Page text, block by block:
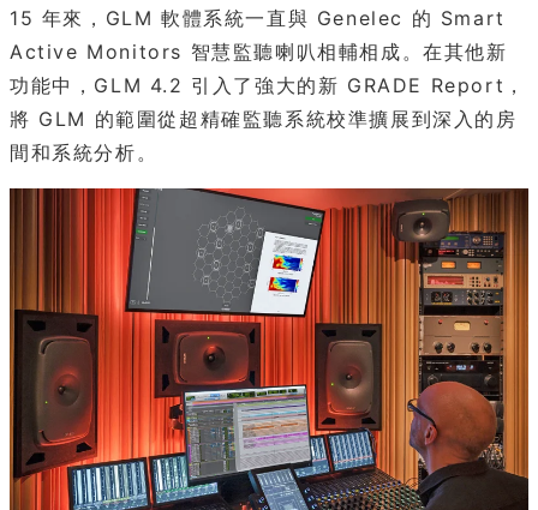
15 年來，GLM 軟體系統一直與 Genelec 的 Smart
Active Monitors 智慧監聽喇叭相輔相成。在其他新
功能中，GLM 4.2 引入了強大的新 GRADE Report，
將 GLM 的範圍從超精確監聽系統校準擴展到深入的房
間和系統分析。